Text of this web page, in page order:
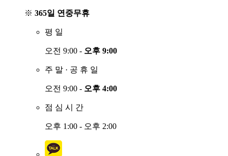
※ 365일 연중무휴
평 일
오전 9:00 - 오후 9:00
주 말 · 공 휴 일
오전 9:00 - 오후 4:00
점 심 시 간
오후 1:00 - 오후 2:00